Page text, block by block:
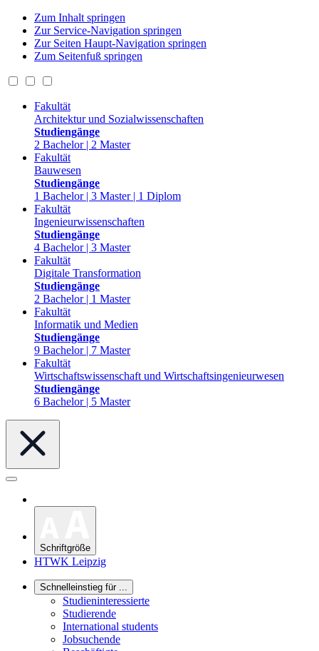
Zum Inhalt springen
Zur Service-Navigation springen
Zur Seiten Haupt-Navigation springen
Zum Seitenfuß springen
Fakultät
Architektur und Sozialwissenschaften
Studiengänge
2 Bachelor | 2 Master
Fakultät
Bauwesen
Studiengänge
1 Bachelor | 3 Master | 1 Diplom
Fakultät
Ingenieurwissenschaften
Studiengänge
4 Bachelor | 3 Master
Fakultät
Digitale Transformation
Studiengänge
2 Bachelor | 1 Master
Fakultät
Informatik und Medien
Studiengänge
9 Bachelor | 7 Master
Fakultät
Wirtschaftswissenschaft und Wirtschaftsingenieurwesen
Studiengänge
6 Bachelor | 5 Master
Schriftgröße
HTWK Leipzig
Schnelleinstieg für ...
Studieninteressierte
Studierende
International students
Jobsuchende